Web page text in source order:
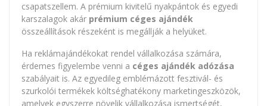
csapatszellem. A prémium kivitelű nyakpántok és egyedi
karszalagok akár prémium céges ajándék
összeállítások részeként is megállják a helyüket.
Ha reklámajándékokat rendel vállalkozása számára,
érdemes figyelembe venni a céges ajándék adózása
szabályait is. Az egyedileg emblémázott fesztivál- és
szurkolói termékek költséghatékony marketingeszközök,
amelyek egyszerre növelik vállalkozása ismertségét,